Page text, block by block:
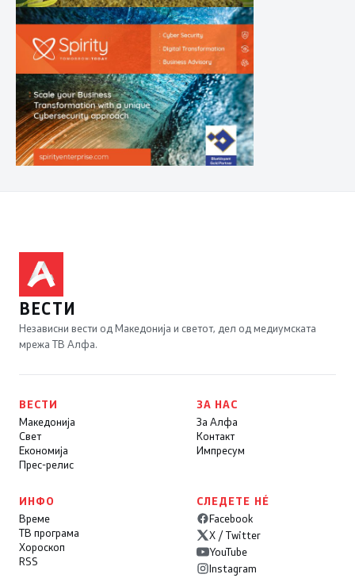
ВЕСТИ
Независни вести од Македонија и светот, дел од медиумската
мрежа ТВ Алфа.
ВЕСТИ
Македонија
Свет
Економија
Прес-релис
ЗА НАС
За Алфа
Контакт
Импресум
ИНФО
Време
ТВ програма
Хороскоп
RSS
СЛЕДЕТЕ НÉ
Facebook
X / Twitter
YouTube
Instagram